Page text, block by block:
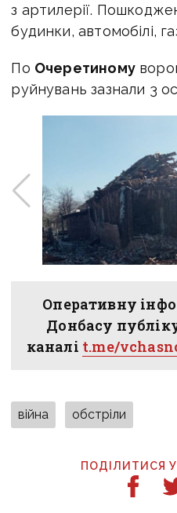
з артилерії.
будинки, автомобілі,
По Очеретиному
руйнувань зазнали 3
Оперативну
Донбасу
каналі t.me/
війна обстріли
ПОДІЛИТИСЯ